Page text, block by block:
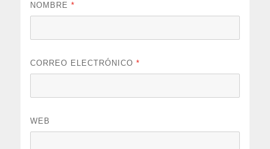
NOMBRE*
CORREO ELECTRÓNICO*
WEB